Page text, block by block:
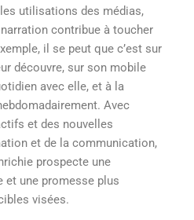
utilisations des médias,
contribue à toucher
il se peut que c’est sur
découvre, sur son mobile
avec elle, et à la
Avec
et des nouvelles
et de la communication,
prospecte une
une promesse plus
visées.